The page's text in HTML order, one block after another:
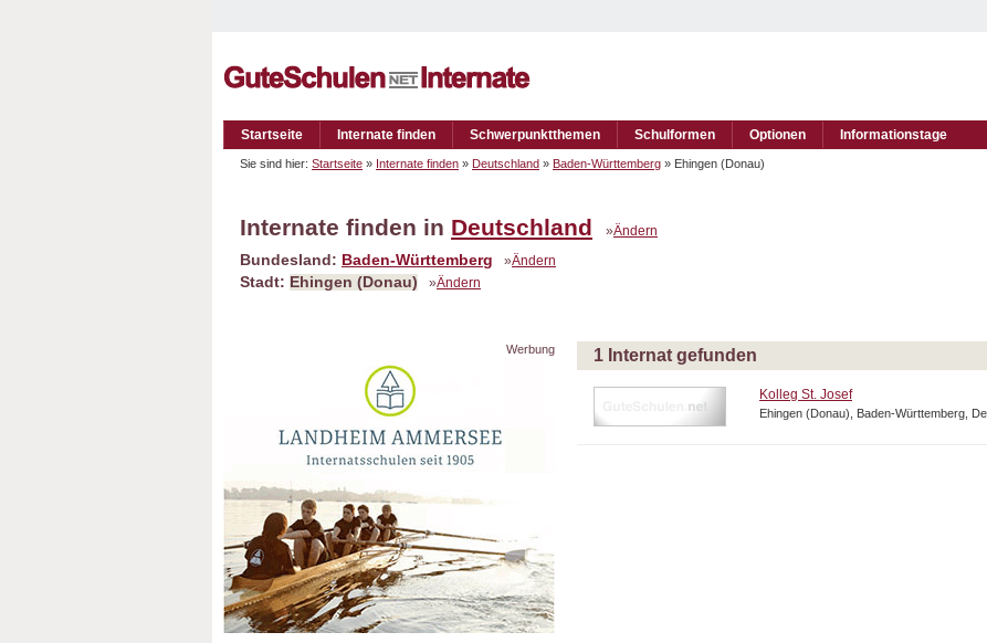
Startseite Internate finden Schwerpunktthemen Schulformen Optionen Informationstage
Sie sind hier: Startseite » Internate finden » Deutschland » Baden-Württemberg » Ehingen (Donau)
Internate finden in Deutschland »Ändern
Bundesland: Baden-Württemberg »Ändern
Stadt: Ehingen (Donau) »Ändern
Werbung 1 Internat gefunden
Kolleg St. Josef
Ehingen (Donau), Baden-Württemberg,